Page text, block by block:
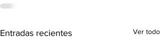
Entradas recientes Ver todo